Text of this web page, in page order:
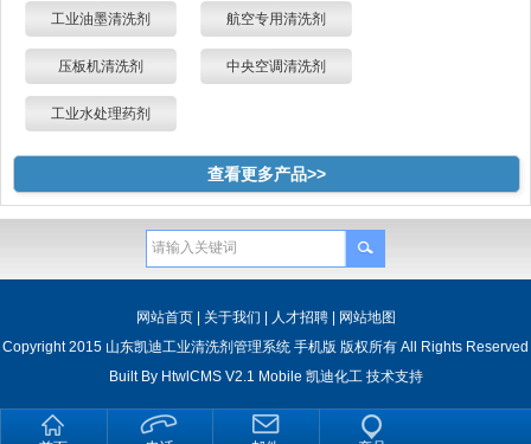
工业油墨清洗剂 航空专用清洗剂
压板机清洗剂 中央空调清洗剂
工业水处理药剂
查看更多产品>>
网站首页| 关于我们 | 人才招聘| 网站地图
Copyright 2015 山东凯迪工业清洗剂管理系统 手机版 版权所有 All Rights Reserved
Built By HtwlCMS V2.1 Mobile 凯迪化工 技术支持